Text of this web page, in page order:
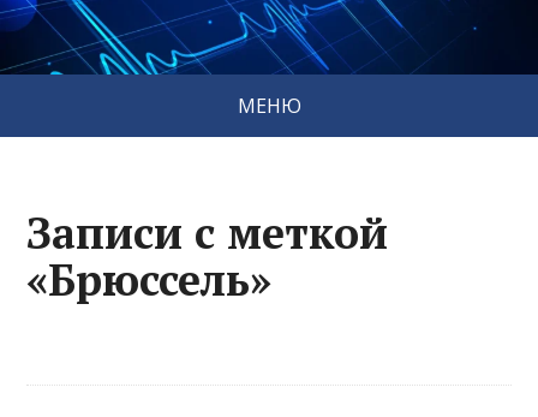
МЕНЮ
Записи с меткой
«Брюссель»